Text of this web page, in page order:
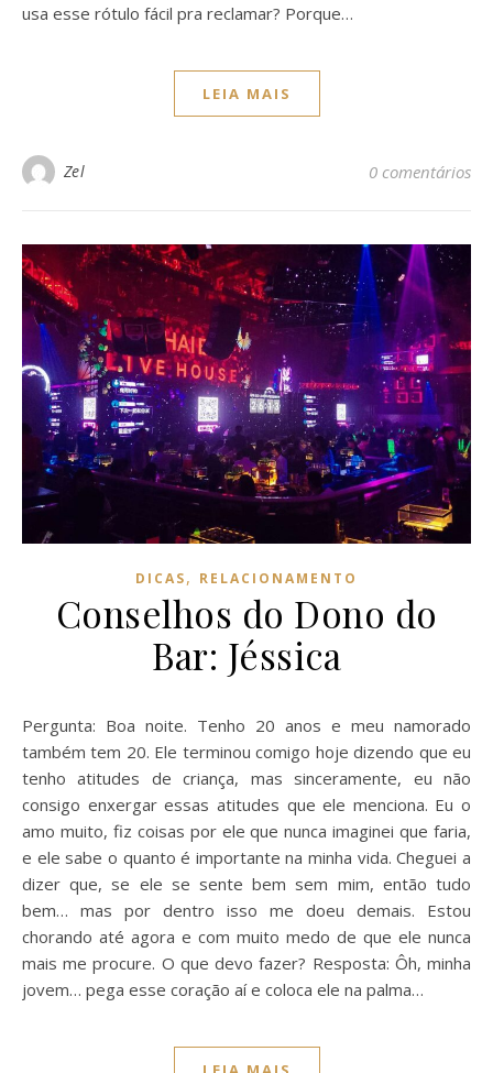
usa esse rótulo fácil pra reclamar? Porque…
LEIA MAIS
Zel 0 comentários
DICAS, RELACIONAMENTO
Conselhos do Dono do
Bar: Jéssica
Pergunta: Boa noite. Tenho 20 anos e meu namorado
também tem 20. Ele terminou comigo hoje dizendo que eu
tenho atitudes de criança, mas sinceramente, eu não
consigo enxergar essas atitudes que ele menciona. Eu o
amo muito, fiz coisas por ele que nunca imaginei que faria,
e ele sabe o quanto é importante na minha vida. Cheguei a
dizer que, se ele se sente bem sem mim, então tudo
bem… mas por dentro isso me doeu demais. Estou
chorando até agora e com muito medo de que ele nunca
mais me procure. O que devo fazer? Resposta: Ôh, minha
jovem… pega esse coração aí e coloca ele na palma…